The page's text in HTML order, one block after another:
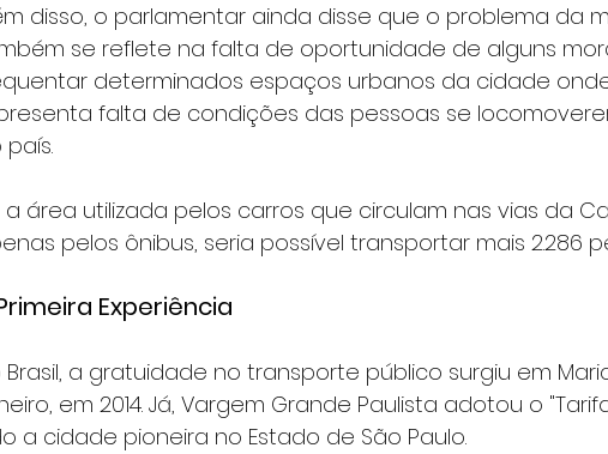
disso, o parlamentar ainda disse que o problema da
se reflete na falta de oportunidade de alguns
determinados espaços urbanos da cidade onde
falta de condições das pessoas se
país.
a área utilizada pelos carros que circulam nas vias da
pelos ônibus, seria possível transportar mais 2.286
Experiência
Brasil, a gratuidade no transporte público surgiu em
em 2014. Já, Vargem Grande Paulista adotou o
a cidade pioneira no Estado de São Paulo.